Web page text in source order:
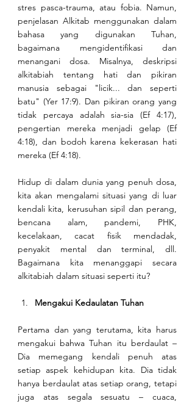
stres pasca-trauma, atau fobia. Namun,
penjelasan Alkitab menggunakan dalam
bahasa yang digunakan Tuhan,
bagaimana mengidentifikasi dan
menangani dosa. Misalnya, deskripsi
alkitabiah tentang hati dan pikiran
manusia sebagai "licik... dan seperti
batu" (Yer 17:9). Dan pikiran orang yang
tidak percaya adalah sia-sia (Ef 4:17),
pengertian mereka menjadi gelap (Ef
4:18), dan bodoh karena kekerasan hati
mereka (Ef 4:18).
Hidup di dalam dunia yang penuh dosa,
kita akan mengalami situasi yang di luar
kendali kita, kerusuhan sipil dan perang,
bencana alam, pandemi, PHK,
kecelakaan, cacat fisik mendadak,
penyakit mental dan terminal, dll.
Bagaimana kita menanggapi secara
alkitabiah dalam situasi seperti itu?
Mengakui Kedaulatan Tuhan
Pertama dan yang terutama, kita harus
mengakui bahwa Tuhan itu berdaulat –
Dia memegang kendali penuh atas
setiap aspek kehidupan kita. Dia tidak
hanya berdaulat atas setiap orang, tetapi
juga atas segala sesuatu – cuaca,